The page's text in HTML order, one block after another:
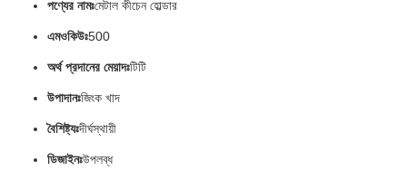
পণ্যের নামঃমেটাল কীচেন হোল্ডার
এমওকিউঃ500
অর্থ প্রদানের মেয়াদঃটিটি
উপাদানঃজিংক খাদ
বৈশিষ্ট্যঃদীর্ঘস্থায়ী
ডিজাইনঃউপলব্ধ